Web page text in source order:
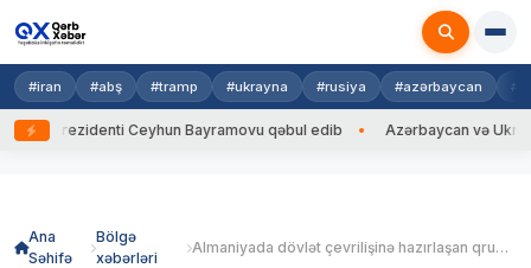
#iran #abş #tramp #ukrayna #rusiya #azərbaycan
Ceyhun Bayramovu qəbul edib Azərbaycan və Ukrayna XİN
Ana
Səhifə
Bölgə
xəbərləri
Almaniyada dövlət çevrilişinə hazırlaşan qrupun 52 üzvü saxlanılıb